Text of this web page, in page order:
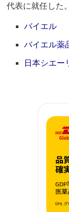
代表に就任した。
バイエル
バイエル薬
日本シエー